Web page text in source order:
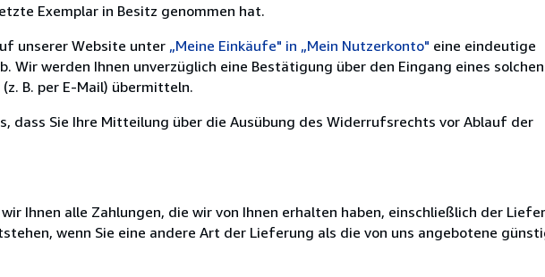
Exemplar in Besitz genommen hat.
unserer Website unter „Meine Einkäufe" in „Mein Nutzerkonto" eine eindeutige
Wir werden Ihnen unverzüglich eine Bestätigung über den Eingang eines solchen
B. per E-Mail) übermitteln.
dass Sie Ihre Mitteilung über die Ausübung des Widerrufsrechts vor Ablauf der
Ihnen alle Zahlungen, die wir von Ihnen erhalten haben, einschließlich der
wenn Sie eine andere Art der Lieferung als die von uns angebotene